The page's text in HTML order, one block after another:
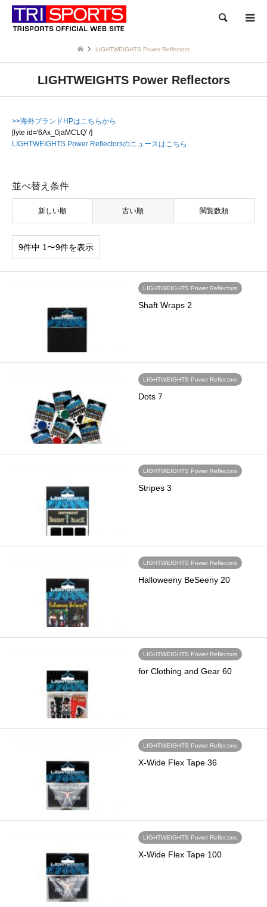
検索
LIGHTWEIGHTS Power Reflectors
LIGHTWEIGHTS Power Reflectors
>>海外ブランドHPはこちらから
[lyte id='6Ax_0jaMCLQ' /]
LIGHTWEIGHTS Power Reflectorsのニュースはこちら
並べ替え条件
新しい順 古い順 閲覧数順
9件中 1〜9件を表示
LIGHTWEIGHTS Power Reflectors
Shaft Wraps 2
LIGHTWEIGHTS Power Reflectors
Dots 7
LIGHTWEIGHTS Power Reflectors
Stripes 3
LIGHTWEIGHTS Power Reflectors
Halloweeny BeSeeny 20
LIGHTWEIGHTS Power Reflectors
for Clothing and Gear 60
LIGHTWEIGHTS Power Reflectors
X-Wide Flex Tape 36
LIGHTWEIGHTS Power Reflectors
X-Wide Flex Tape 100